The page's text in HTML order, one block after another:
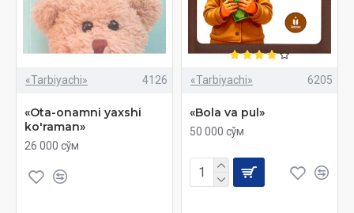
«Tarbiyachi» 4126
«Ota-onamni yaxshi
ko'raman»
26 000 сўм
«Tarbiyachi» 6205
«Bola va pul»
50 000 сўм